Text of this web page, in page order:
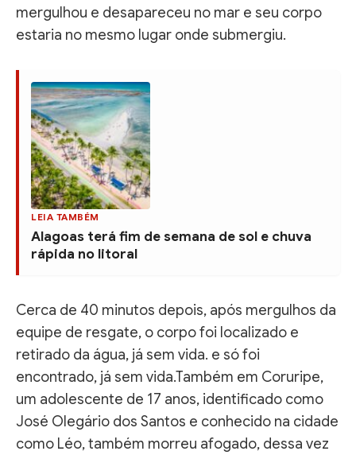
mergulhou e desapareceu no mar e seu corpo
estaria no mesmo lugar onde submergiu.
LEIA TAMBÉM
Alagoas terá fim de semana de sol e chuva
rápida no litoral
Cerca de 40 minutos depois, após mergulhos da
equipe de resgate, o corpo foi localizado e
retirado da água, já sem vida. e só foi
encontrado, já sem vida.Também em Coruripe,
um adolescente de 17 anos, identificado como
José Olegário dos Santos e conhecido na cidade
como Léo, também morreu afogado, dessa vez